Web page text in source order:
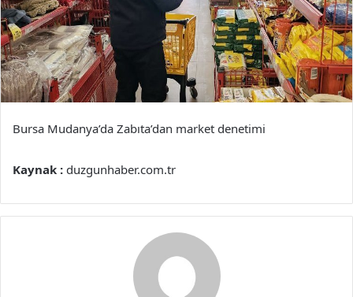
Bursa Mudanya’da Zabıta’dan market denetimi
Kaynak : duzgunhaber.com.tr